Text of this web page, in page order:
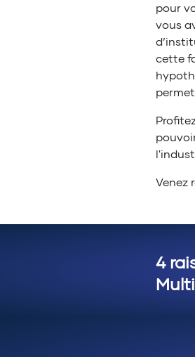
pour
vous
cette
Venez
4